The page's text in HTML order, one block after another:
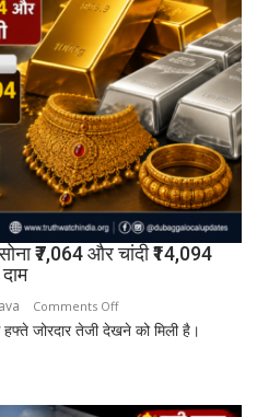
₹7,064 और चांदी ₹14,094
Comments Offon
सोना-
चमके:
जोरदार तेजी देखने को मिली है।